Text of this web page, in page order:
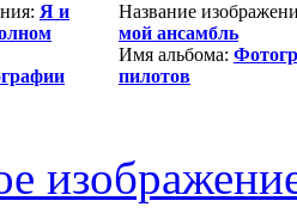
Я и
Название
мой ансамбль
Имя альбома:
пилотов